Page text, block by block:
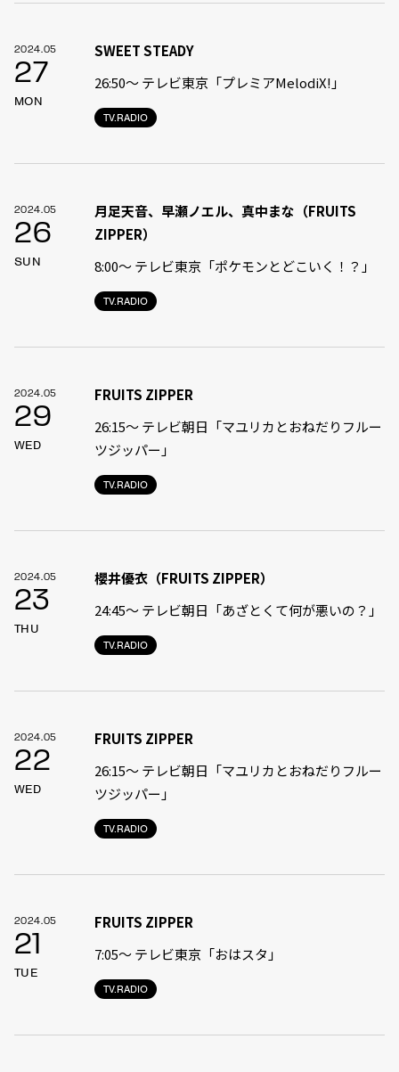
2024.05
27
MON
TV.RADIO
SWEET STEADY
26:50〜 テレビ東京「プレミアMelodiX!」
2024.05
26
SUN
TV.RADIO
月足天音、早瀬ノエル、真中まな（FRUITS
ZIPPER）
8:00〜 テレビ東京「ポケモンとどこいく！？」
2024.05
29
WED
TV.RADIO
FRUITS ZIPPER
26:15～ テレビ朝日「マユリカとおねだりフルー
ツジッパー」
2024.05
23
THU
TV.RADIO
櫻井優衣（FRUITS ZIPPER）
24:45〜 テレビ朝日「あざとくて何が悪いの？」
2024.05
22
WED
TV.RADIO
FRUITS ZIPPER
26:15～ テレビ朝日「マユリカとおねだりフルー
ツジッパー」
2024.05
21
TUE
TV.RADIO
FRUITS ZIPPER
7:05〜 テレビ東京「おはスタ」